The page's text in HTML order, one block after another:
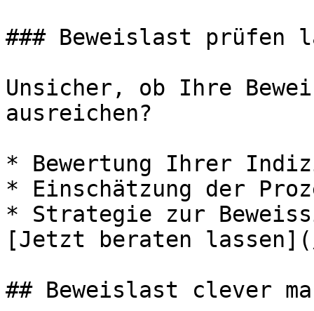
### Beweislast prüfen
Unsicher, ob Ihre
ausreichen?
* Bewertung Ihrer
* Einschätzung der
* Strategie zur
[Jetzt beraten
## Beweislast clever